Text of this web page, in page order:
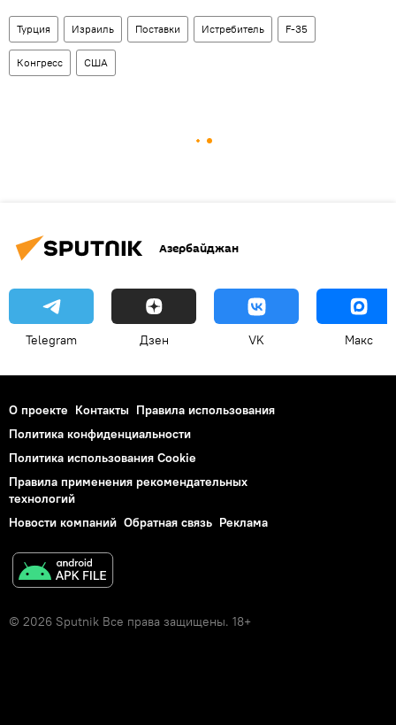
Турция Израиль Поставки Истребитель F-35
Конгресс США
Азербайджан
Telegram Дзен VK Макс
О проекте Контакты Правила использования
Политика конфиденциальности
Политика использования Cookie
Правила применения рекомендательных
технологий
Новости компаний Обратная связь Реклама
© 2026 Sputnik Все права защищены. 18+